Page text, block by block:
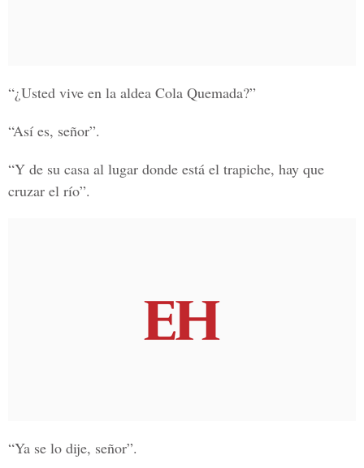
“¿Usted vive en la aldea Cola Quemada?”
“Así es, señor”.
“Y de su casa al lugar donde está el trapiche, hay que
cruzar el río”.
“Ya se lo dije, señor”.